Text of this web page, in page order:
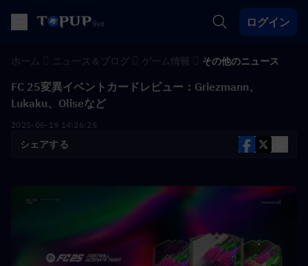
ログイン
その他のニュース
FC 25変異イベントカードレビュー：Griezmann、
Lukaku、Oliseなど
2025-06-19 14:26:25
シェアする